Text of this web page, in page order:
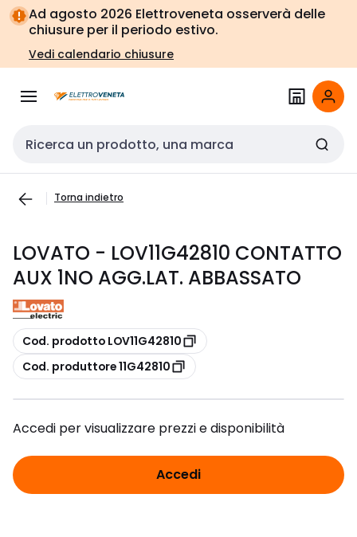
Vai alla
navigazione
Vai
alla
pagina
Ad agosto 2026 Elettroveneta osserverà delle
chiusure per il periodo estivo.
Vedi calendario chiusure
Cerca input
Torna indietro
LOVATO - LOV11G42810 CONTATTO
AUX 1NO AGG.LAT. ABBASSATO
copia
Cod. prodotto LOV11G42810
copia
Cod. produttore 11G42810
Accedi per visualizzare prezzi e disponibilità
Accedi